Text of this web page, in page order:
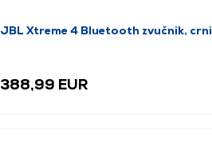
JBL Xtreme 4 Bluetooth zvučnik, crni
388,99 EUR